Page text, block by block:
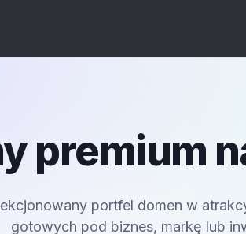
premium
portfel domen w
gotowych pod biznes, markę lub